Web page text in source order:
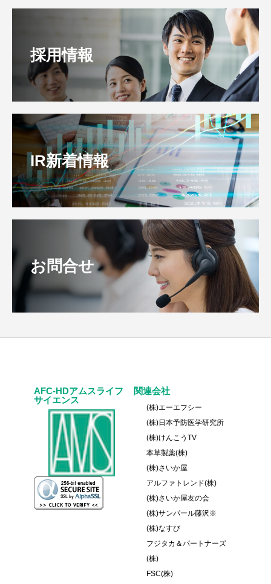
採用情報
IR新着情報
お問合せ
AFC-HDアムスライフ
サイエンス
関連会社
(株)エーエフシー
(株)日本予防医学研究所
(株)けんこうTV
本草製薬(株)
(株)さいか屋
アルファトレンド(株)
(株)さいか屋友の会
(株)サンパール藤沢※
(株)なすび
フジタカ＆パートナーズ
(株)
FSC(株)